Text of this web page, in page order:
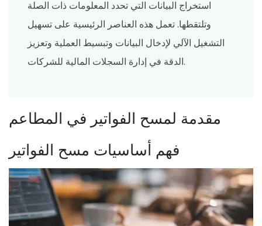
استخراج البيانات التي تحدد المعلومات ذات الصلة
وتلتقطها. تعمل هذه العناصر الرئيسية على تسهيل
التشغيل الآلي لإدخال البيانات وتبسيط العملية وتعزيز
الدقة في إدارة السجلات المالية للشركات.
مقدمة لمسح الفواتير في المطاعم
فهم أساسيات مسح الفواتير